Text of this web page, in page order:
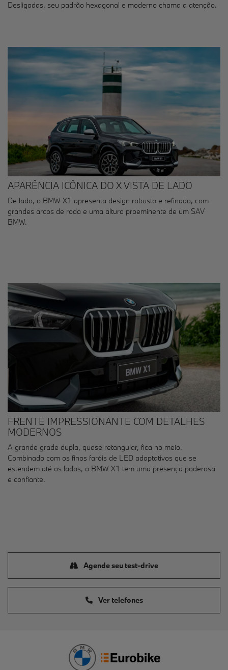
Desligadas, seu padrão hexagonal e moderno chama a atenção.
APARÊNCIA ICÔNICA DO X VISTA DE LADO
De lado, o BMW X1 apresenta design robusto e refinado, com
grandes arcos de roda e uma altura proeminente de um SAV
BMW.
FRENTE IMPRESSIONANTE COM DETALHES
MODERNOS
A grande grade dupla, quase retangular, fica no meio.
Combinado com os finos faróis de LED adaptativos que se
estendem até os lados, o BMW X1 tem uma presença poderosa
e confiante.
Ver telefones
Agende seu test-drive